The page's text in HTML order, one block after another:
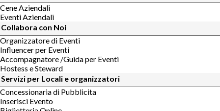
Cene Aziendali
Eventi Aziendali
Collabora con Noi
Organizzatore di Eventi
Influencer per Eventi
Accompagnatore /Guida per Eventi
Hostess e Steward
Servizi per Locali e organizzatori
Concessionaria di Pubblicita
Inserisci Evento